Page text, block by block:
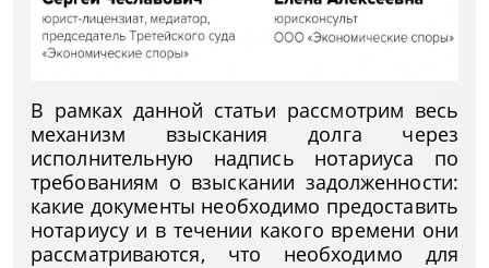
В рамках данной статьи рассмотрим весь
механизм взыскания долга через
исполнительную надпись нотариуса по
требованиям о взыскании задолженности:
какие документы необходимо предоставить
нотариусу и в течении какого времени они
рассматриваются, что необходимо для